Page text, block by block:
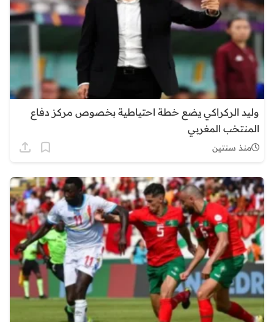
وليد الركراكي يضع خطة احتياطية بخصوص مركز دفاع
المنتخب المغربي
منذ سنتين